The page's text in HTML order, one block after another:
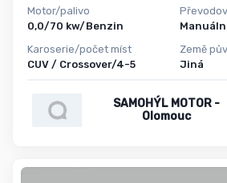
Motor/palivo
0,0/70 kw/Benzin
Karoserie/počet míst
CUV / Crossover/4-5
Země
Jiná
SAMOHÝL MOTOR -
Olomouc